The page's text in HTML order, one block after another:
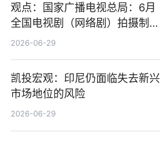
观点：国家广播电视总局：6月
全国电视剧（网络剧）拍摄制作
备案公示剧目197部
2026-06-29
凯投宏观：印尼仍面临失去新兴
市场地位的风险
2026-06-29